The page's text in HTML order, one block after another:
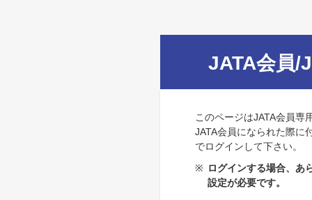
JATA会員/
このページはJATA会員専
JATA会員になられた際に
でログインして下さい。
※ ログインする場合、あ
設定が必要です。